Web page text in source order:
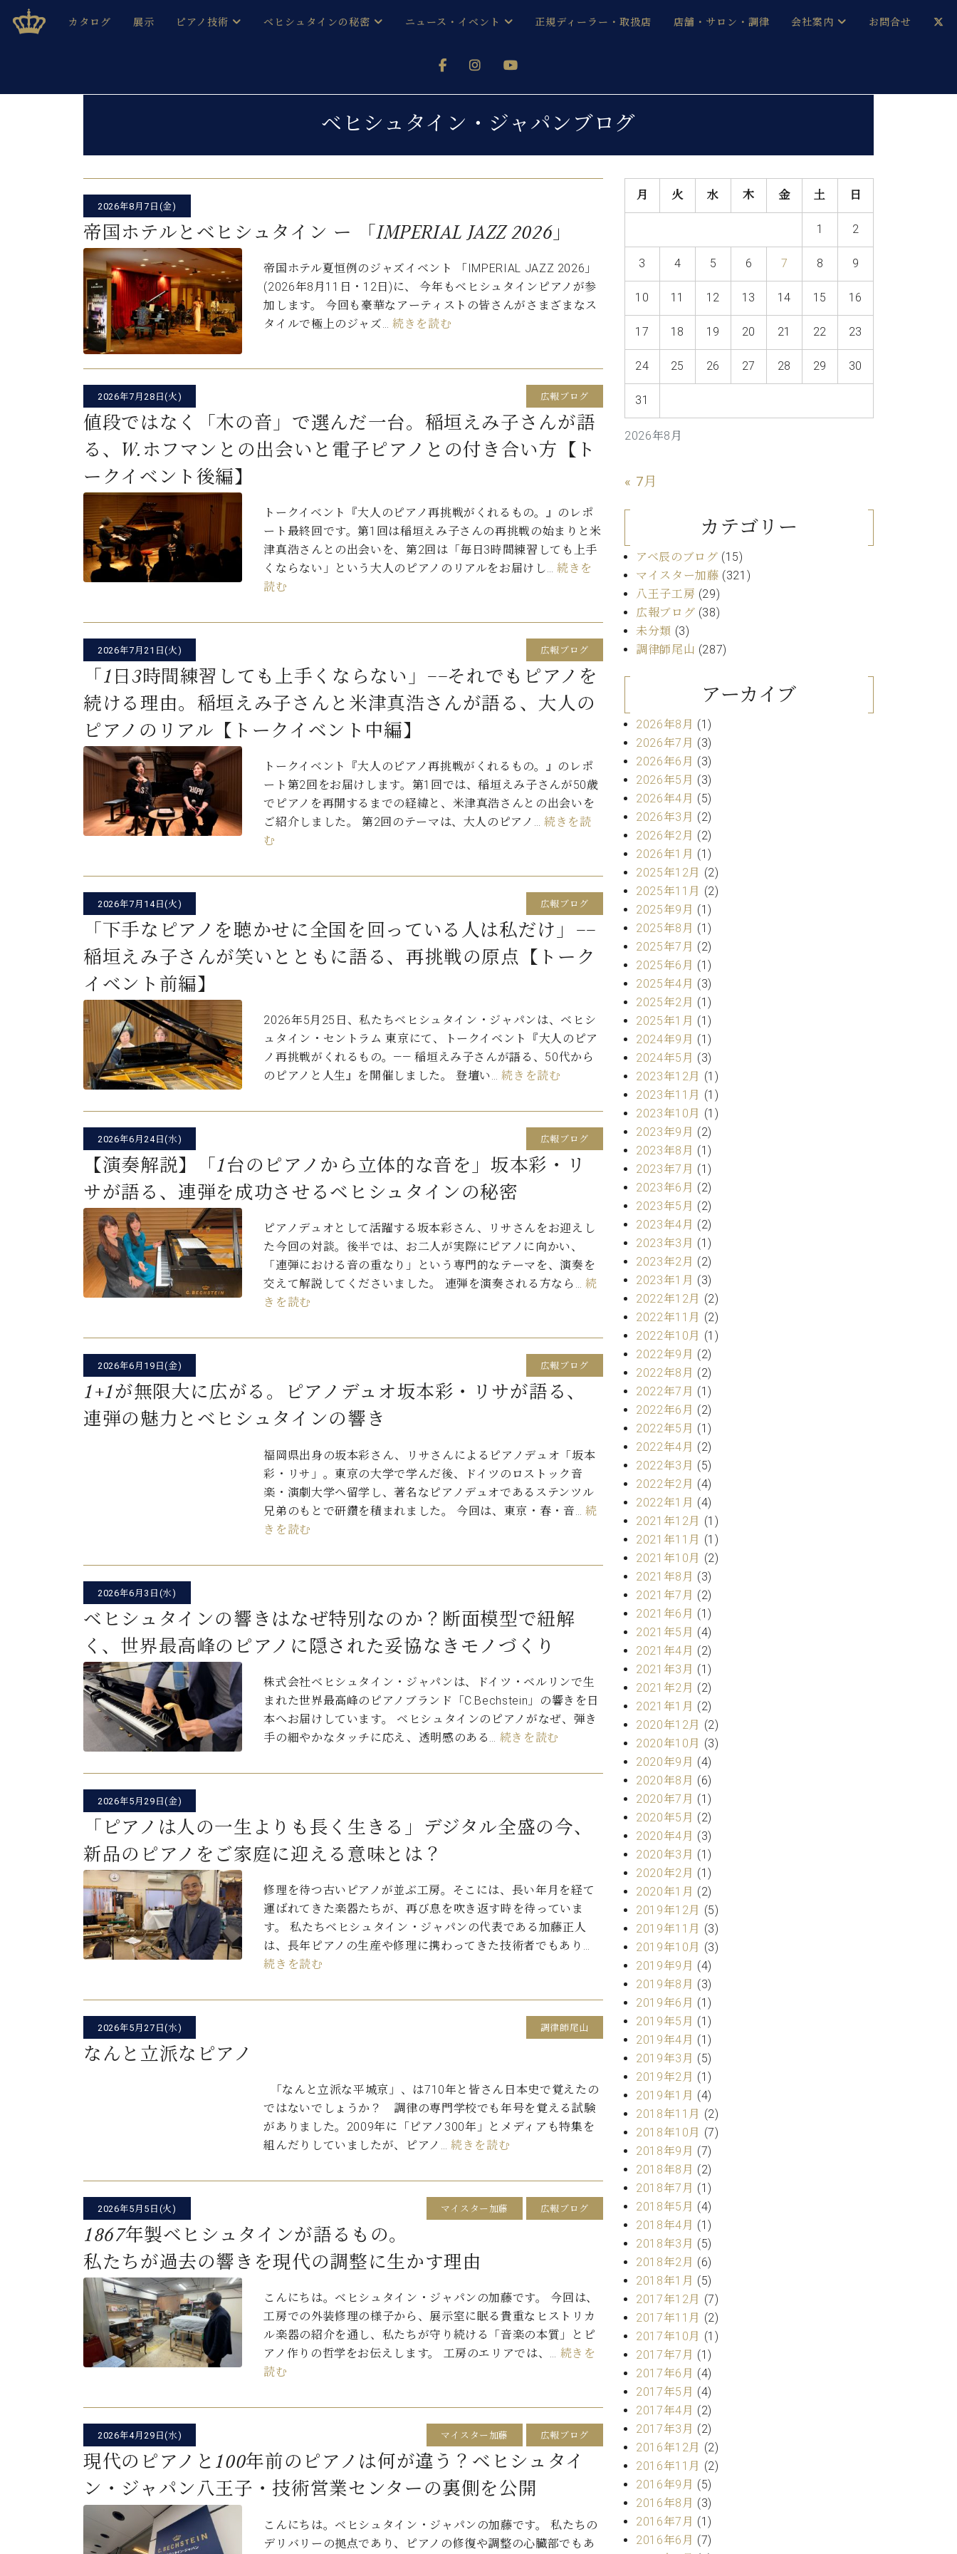
ベヒシュタインジャパン公式サイト
BECHSTEIN JAPAN Official Site
カタログ
C.ベヒシュタイン コンサート/C.ベヒシュタイン レジデンス
C.ベヒシュタイン コンサート
グランドピアノ
C.ベヒシュタイン コンサート
C.ベヒシュタイン レジデンス
C.ベヒシュタイン アカデミー
W.ホフマン プロフェッショナル
W.ホフマン トラディション
W.ホフマン ヴィジョン
C.BECHSTEIN Digital(ベヒシュタイン デジタル)
展示 ピアノ技術
み
ピアノ製造番号
ベヒシュタインの秘密
ベヒシュタインを弾く前に
ベヒシュタイン・シューレ
納入実績 ホール・スタジオ
ニュース・イベント
メルマガ会員登録ご案内
(入荷情報等)
(お知らせ・メディア情報)
レッスンイベント
代理店主催イベント
コンクール
正規ディーラー・取扱店 店舗・サロン・調律
ベヒシュタイン・シューレ音楽教室
ホール・スタジオレンタル
ホール・スタジオ空き状況
動画収録サービス
ピアノのコンシェルジュ
セントラム東京のご案内(PDF)
スタッフご挨拶
技術者紹介
イベント情報
八王子工房ブログ
アクセス
アーティストカスタマーサービス(調律)
アフターサービス(調律)
お問い合わせ
尾山調律師のブログ Die Musikgasse（音楽の小道）
会社案内
ベヒシュタイン・ジャパンブログ
お問合せ
ベヒシュタイン・ジャパンブログ
2026年8月7日(金)
帝国ホテルとベヒシュタイン ー 「IMPERIAL JAZZ 2026」
帝国ホテル夏恒例のジャズイベント 「IMPERIAL JAZZ 2026」
(2026年8月11日・12日)に、 今年もベヒシュタインピアノが参
加します。 今回も豪華なアーティストの皆さんがさまざまなス
タイルで極上のジャズ…続きを読む
2026年7月28日(火) 広報ブログ
値段ではなく「木の音」で選んだ一台。稲垣えみ子さんが語
る、W.ホフマンとの出会いと電子ピアノとの付き合い方【ト
ークイベント後編】
トークイベント『大人のピアノ再挑戦がくれるもの。』のレポ
ート最終回です。第1回は稲垣えみ子さんの再挑戦の始まりと米
津真浩さんとの出会いを、第2回は「毎日3時間練習しても上手
くならない」という大人のピアノのリアルをお届けし… 続きを
読む
2026年7月21日(火) 広報ブログ
「1日3時間練習しても上手くならない」——それでもピアノを
続ける理由。稲垣えみ子さんと米津真浩さんが語る、大人の
ピアノのリアル【トークイベント中編】
トークイベント『大人のピアノ再挑戦がくれるもの。』のレポ
ート第2回をお届けします。第1回では、稲垣えみ子さんが50歳
でピアノを再開するまでの経緯と、米津真浩さんとの出会いを
ご紹介しました。 第2回のテーマは、大人のピアノ… 続きを読
む
2026年7月14日(火) 広報ブログ
「下手なピアノを聴かせに全国を回っている人は私だけ」——
稲垣えみ子さんが笑いとともに語る、再挑戦の原点【トーク
イベント前編】
2026年5月25日、私たちベヒシュタイン・ジャパンは、ベヒシ
ュタイン・セントラム 東京にて、トークイベント『大人のピア
ノ再挑戦がくれるもの。—— 稲垣えみ子さんが語る、50代から
のピアノと人生』を開催しました。 登壇い…続きを読む
2026年6月24日(水) 広報ブログ
【演奏解説】「1台のピアノから立体的な音を」坂本彩・リ
サが語る、連弾を成功させるベヒシュタインの秘密
ピアノデュオとして活躍する坂本彩さん、リサさんをお迎えし
た今回の対談。後半では、お二人が実際にピアノに向かい、
「連弾における音の重なり」という専門的なテーマを、演奏を
交えて解説してくださいました。 連弾を演奏される方なら… 続
きを読む
2026年6月19日(金) 広報ブログ
1+1が無限大に広がる。ピアノデュオ坂本彩・リサが語る、
連弾の魅力とベヒシュタインの響き
福岡県出身の坂本彩さん、リサさんによるピアノデュオ「坂本
彩・リサ」。東京の大学で学んだ後、ドイツのロストック音
楽・演劇大学へ留学し、著名なピアノデュオであるステンツル
兄弟のもとで研鑽を積まれました。 今回は、東京・春・音… 続
きを読む
2026年6月3日(水)
ベヒシュタインの響きはなぜ特別なのか？断面模型で紐解
く、世界最高峰のピアノに隠された妥協なきモノづくり
株式会社ベヒシュタイン・ジャパンは、ドイツ・ベルリンで生
まれた世界最高峰のピアノブランド「C.Bechstein」の響きを日
本へお届けしています。 ベヒシュタインのピアノがなぜ、弾き
手の細やかなタッチに応え、透明感のある… 続きを読む
2026年5月29日(金)
「ピアノは人の一生よりも長く生きる」デジタル全盛の今、
新品のピアノをご家庭に迎える意味とは？
修理を待つ古いピアノが並ぶ工房。そこには、長い年月を経て
運ばれてきた楽器たちが、再び息を吹き返す時を待っていま
す。 私たちベヒシュタイン・ジャパンの代表である加藤正人
は、長年ピアノの生産や修理に携わってきた技術者でもあり…
続きを読む
2026年5月27日(水) 調律師尾山
なんと立派なピアノ
「なんと立派な平城京」、は710年と皆さん日本史で覚えたの
ではないでしょうか？ 調律の専門学校でも年号を覚える試験
がありました。2009年に「ピアノ300年」とメディアも特集を
組んだりしていましたが、ピアノ…続きを読む
2026年5月5日(火) マイスター加藤 広報ブログ
1867年製ベヒシュタインが語るもの。
私たちが過去の響きを現代の調整に生かす理由
こんにちは。ベヒシュタイン・ジャパンの加藤です。 今回は、
工房での外装修理の様子から、展示室に眠る貴重なヒストリカ
ル楽器の紹介を通し、私たちが守り続ける「音楽の本質」とピ
アノ作りの哲学をお伝えします。 工房のエリアでは、… 続きを
読む
2026年4月29日(水) マイスター加藤 広報ブログ
現代のピアノと100年前のピアノは何が違う？ベヒシュタイ
ン・ジャパン八王子・技術営業センターの裏側を公開
こんにちは。ベヒシュタイン・ジャパンの加藤です。 私たちの
デリバリーの拠点であり、ピアノの修復や調整の心臓部でもあ
投
稿
ナ
ビ
ゲ
ー
シ
ョ
ン
2026年8月
月 火 水 木 金 土 日
1 2
3 4 5 6 7 8 9
10 11 12 13 14 15 16
17 18 19 20 21 22 23
24 25 26 27 28 29 30
31
« 7月
カテゴリー
アベ辰のブログ (15)
マイスター加藤 (321)
八王子工房 (29)
広報ブログ (38)
未分類 (3)
調律師尾山 (287)
アーカイブ
2026年8月 (1)
2026年7月 (3)
2026年6月 (3)
2026年5月 (3)
2026年4月 (5)
2026年3月 (2)
2026年2月 (2)
2026年1月 (1)
2025年12月 (2)
2025年11月 (2)
2025年9月 (1)
2025年8月 (1)
2025年7月 (2)
2025年6月 (1)
2025年4月 (3)
2025年2月 (1)
2025年1月 (1)
2024年9月 (1)
2024年5月 (3)
2023年12月 (1)
2023年11月 (1)
2023年10月 (1)
2023年9月 (2)
2023年8月 (1)
2023年7月 (1)
2023年6月 (2)
2023年5月 (2)
2023年4月 (2)
2023年3月 (1)
2023年2月 (2)
2023年1月 (3)
2022年12月 (2)
2022年11月 (2)
2022年10月 (1)
2022年9月 (2)
2022年8月 (2)
2022年7月 (1)
2022年6月 (2)
2022年5月 (1)
2022年4月 (2)
2022年3月 (5)
2022年2月 (4)
2022年1月 (4)
2021年12月 (1)
2021年11月 (1)
2021年10月 (2)
2021年8月 (3)
2021年7月 (2)
2021年6月 (1)
2021年5月 (4)
2021年4月 (2)
2021年3月 (1)
2021年2月 (2)
2021年1月 (2)
2020年12月 (2)
2020年10月 (3)
2020年9月 (4)
2020年8月 (6)
2020年7月 (1)
2020年5月 (2)
2020年4月 (3)
2020年3月 (1)
2020年2月 (1)
2020年1月 (2)
2019年12月 (5)
2019年11月 (3)
2019年10月 (3)
2019年9月 (4)
2019年8月 (3)
2019年6月 (1)
2019年5月 (1)
2019年4月 (1)
2019年3月 (5)
2019年2月 (1)
2019年1月 (4)
2018年11月 (2)
2018年10月 (7)
2018年9月 (7)
2018年8月 (2)
2018年7月 (1)
2018年5月 (4)
2018年4月 (1)
2018年3月 (5)
2018年2月 (6)
2018年1月 (5)
2017年12月 (7)
2017年11月 (2)
2017年10月 (1)
2017年7月 (1)
2017年6月 (4)
2017年5月 (4)
2017年4月 (2)
2017年3月 (2)
2016年12月 (2)
2016年11月 (2)
2016年9月 (5)
2016年8月 (3)
2016年7月 (1)
2016年6月 (7)